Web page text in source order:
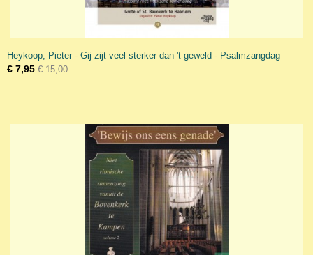
Heykoop, Pieter - Gij zijt veel sterker dan 't geweld - Psalmzangdag
€ 7,95 € 15,00